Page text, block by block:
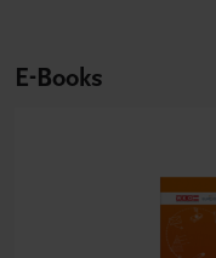
E-Books